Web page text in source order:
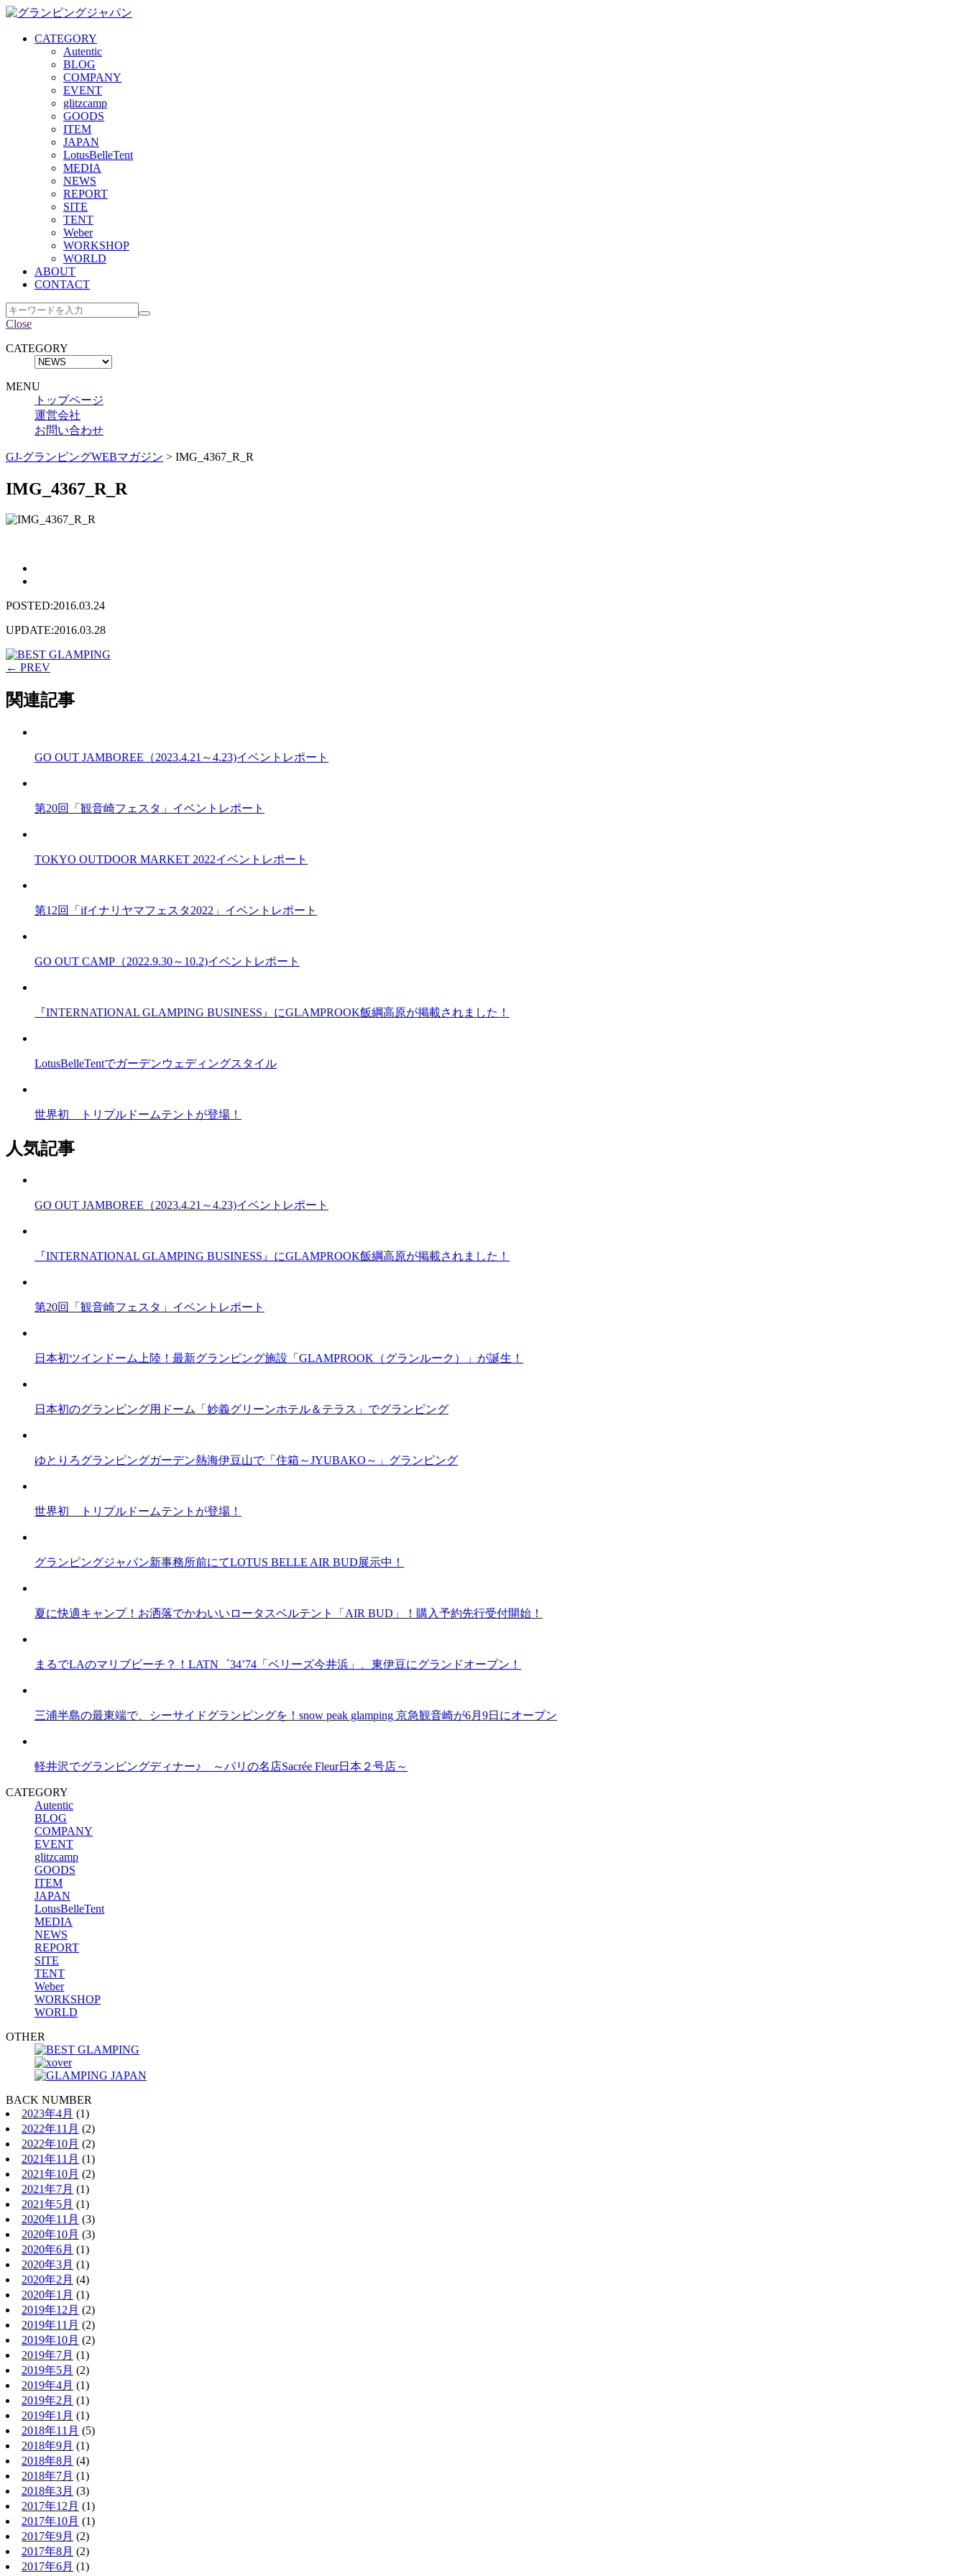
CATEGORY
Autentic
BLOG
COMPANY
EVENT
glitzcamp
GOODS
ITEM
JAPAN
LotusBelleTent
MEDIA
NEWS
REPORT
SITE
TENT
Weber
WORKSHOP
WORLD
ABOUT
CONTACT
Close
CATEGORY
MENU
トップページ
運営会社
お問い合わせ
GJ-グランピングWEBマガジン > IMG_4367_R_R
IMG_4367_R_R
POSTED:2016.03.24
UPDATE:2016.03.28
← PREV
関連記事
GO OUT JAMBOREE（2023.4.21～4.23)イベントレポート
第20回「観音崎フェスタ」イベントレポート
TOKYO OUTDOOR MARKET 2022イベントレポート
第12回「ifイナリヤマフェスタ2022」イベントレポート
GO OUT CAMP（2022.9.30～10.2)イベントレポート
『INTERNATIONAL GLAMPING BUSINESS』にGLAMPROOK飯綱高原が掲載されました！
LotusBelleTentでガーデンウェディングスタイル
世界初 トリプルドームテントが登場！
人気記事
GO OUT JAMBOREE（2023.4.21～4.23)イベントレポート
『INTERNATIONAL GLAMPING BUSINESS』にGLAMPROOK飯綱高原が掲載されました！
第20回「観音崎フェスタ」イベントレポート
日本初ツインドーム上陸！最新グランピング施設「GLAMPROOK（グランルーク）」が誕生！
日本初のグランピング用ドーム「妙義グリーンホテル＆テラス」でグランピング
ゆとりろグランピングガーデン熱海伊豆山で「住箱～JYUBAKO～」グランピング
世界初 トリプルドームテントが登場！
グランピングジャパン新事務所前にてLOTUS BELLE AIR BUD展示中！
夏に快適キャンプ！お洒落でかわいいロータスベルテント「AIR BUD」！購入予約先行受付開始！
まるでLAのマリブビーチ？！LATN゜34’74「ベリーズ今井浜」、東伊豆にグランドオープン！
三浦半島の最東端で、シーサイドグランピングを！snow peak glamping 京急観音崎が6月9日にオープン
軽井沢でグランピングディナー♪ ～パリの名店Sacrée Fleur日本２号店～
CATEGORY
Autentic
BLOG
COMPANY
EVENT
glitzcamp
GOODS
ITEM
JAPAN
LotusBelleTent
MEDIA
NEWS
REPORT
SITE
TENT
Weber
WORKSHOP
WORLD
OTHER
BACK NUMBER
2023年4月 (1)
2022年11月 (2)
2022年10月 (2)
2021年11月 (1)
2021年10月 (2)
2021年7月 (1)
2021年5月 (1)
2020年11月 (3)
2020年10月 (3)
2020年6月 (1)
2020年3月 (1)
2020年2月 (4)
2020年1月 (1)
2019年12月 (2)
2019年11月 (2)
2019年10月 (2)
2019年7月 (1)
2019年5月 (2)
2019年4月 (1)
2019年2月 (1)
2019年1月 (1)
2018年11月 (5)
2018年9月 (1)
2018年8月 (4)
2018年7月 (1)
2018年3月 (3)
2017年12月 (1)
2017年10月 (1)
2017年9月 (2)
2017年8月 (2)
2017年6月 (1)